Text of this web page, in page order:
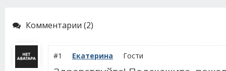
Комментарии (2)
#1 Екатерина Гости